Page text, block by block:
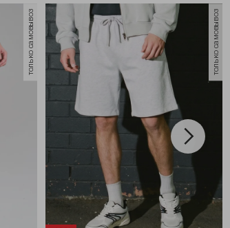
только самовывоз только самовывоз